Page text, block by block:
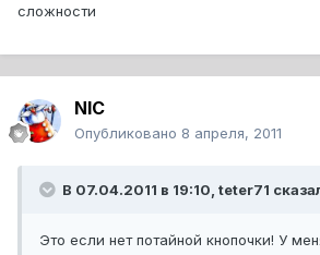
сложности
NIC
Опубликовано 8 апреля, 2011
В 07.04.2011 в 19:10, teter71
Это если нет потайной кнопочки! У